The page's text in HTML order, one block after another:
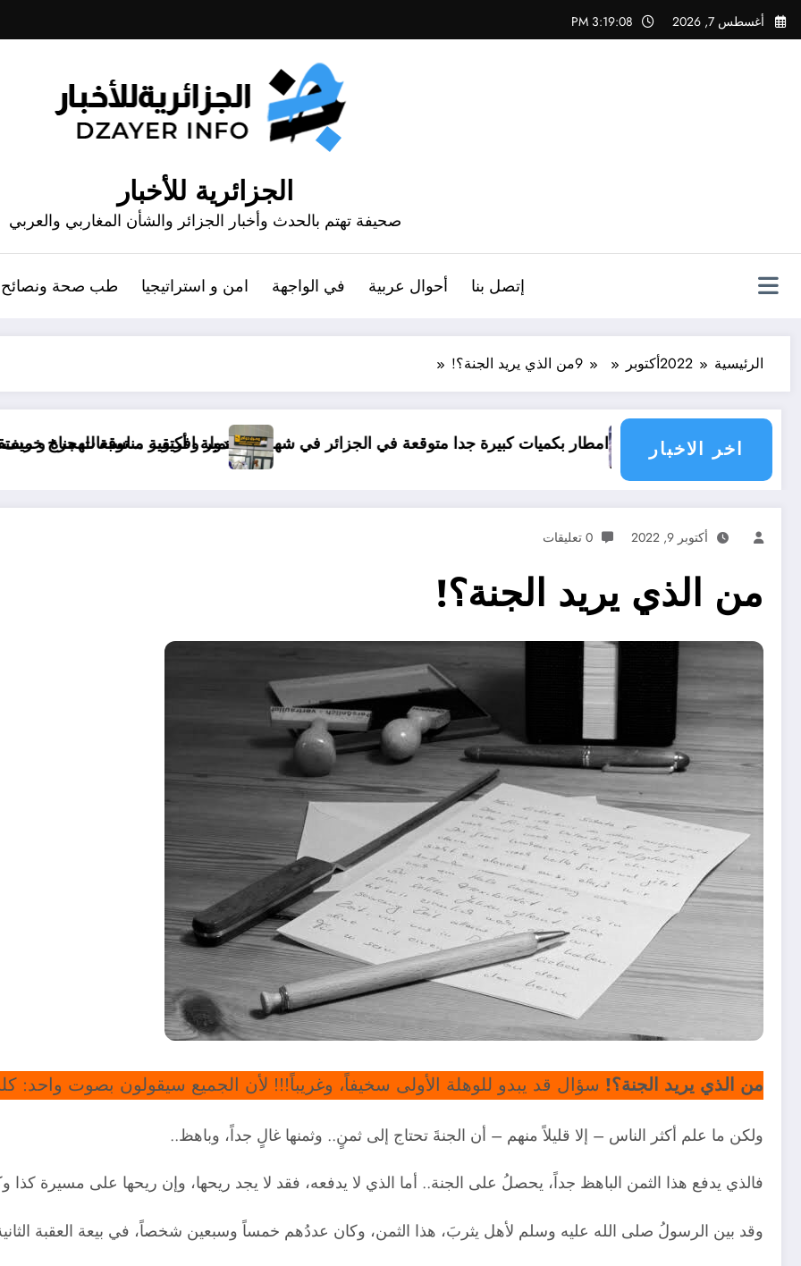
التجاوز
إلى
أغسطس 7, 2026 3:19:09 PM
الجزائرية للأخبار
صحيفة تهتم بالحدث وأخبار الجزائر والشأن المغاربي والعربي
إتصل بنا أحوال عربية في الواجهة امن و استراتيجيا طب صحة ونصائح
الرئيسية 2022أكتوبر 9من الذي يريد الجنة؟!
اخر الاخبار
امطار بكميات كبيرة جدا متوقعة في الجزائر في شهري سبتمبر و أكتوبر .. توقعات مناخ خريف 2026 الجزائر
دولة افريقية مناسبة للهجرة و مستقبلها كبير
أكتوبر 9, 2022 0 تعليقات
من الذي يريد الجنة؟!
من الذي يريد الجنة؟! سؤال قد يبدو للوهلة الأولى سخيفاً، وغريباً!!! لأن الجميع سيقولون بصوت واحد:
ولكن ما علم أكثر الناس – إلا قليلاً منهم – أن الجنةَ تحتاج إلى ثمنٍ.. وثمنها غالٍ جداً، وباهظ..
فالذي يدفع هذا الثمن الباهظ جداً، يحصلُ على الجنة.. أما الذي لا يدفعه، فقد لا يجد ريحها، وإن ريحها على مسيرة كذا
وقد بين الرسولُ صلى الله عليه وسلم لأهل يثربَ، هذا الثمن، وكان عددُهم خمساً وسبعين شخصاً، في بيعة العقبة